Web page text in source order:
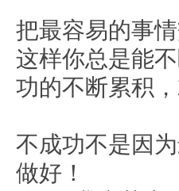
把最容易的事情
这样你总是能
功的不断累积
不成功不是因
做好！